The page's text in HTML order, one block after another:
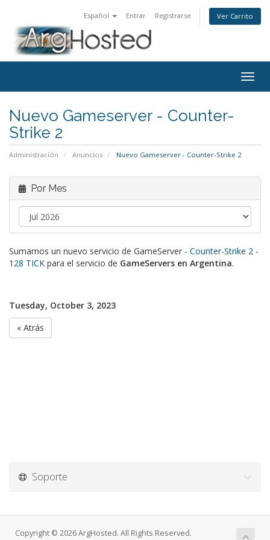
Español Entrar Registrarse Ver Carrito
Nuevo Gameserver - Counter-
Strike 2
Administración Anuncios Nuevo Gameserver - Counter-Strike 2
Por Mes
Sumamos un nuevo servicio de GameServer - Counter-Strike 2 -
128 TICK para el servicio de GameServers en Argentina.
Tuesday, October 3, 2023
« Atrás
Soporte
Copyright © 2026 ArgHosted. All Rights Reserved.